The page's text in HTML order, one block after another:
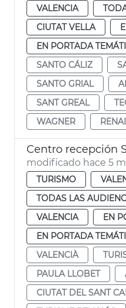
VALENCIA
CIUTAT VELLA
EN PORTADA
SANTO CÁLIZ
SANTO GRIAL
SANT GREAL
WAGNER
modificado hace 5
TURISMO
TODAS LAS
VALENCIA
EN
EN PORTADA
VALENCIÀ
PAULA LLOBET
CIUTAT DEL SANT